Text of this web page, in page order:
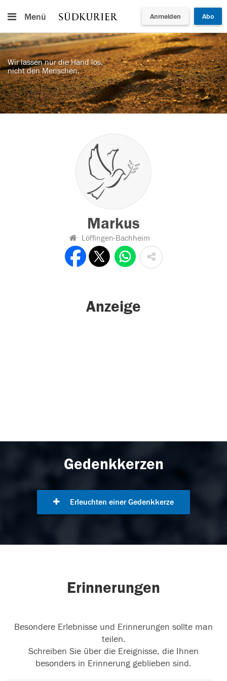
Menü Anmelden Abo
Wir lassen nur die Hand los,
nicht den Menschen.
Markus
Löffingen-Bachheim
Anzeige
Gedenkkerzen
Erleuchten einer Gedenkkerze
Erinnerungen
Besondere Erlebnisse und Erinnerungen sollte man
teilen.
Schreiben Sie über die Ereignisse, die Ihnen
besonders in Erinnerung geblieben sind.